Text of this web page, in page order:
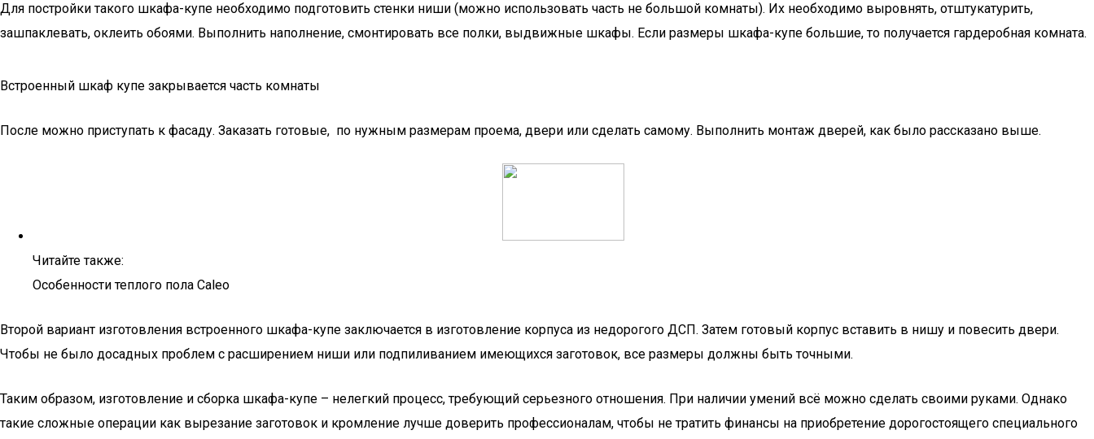
Для постройки такого шкафа-купе необходимо подготовить стенки ниши (можно использовать часть не большой комнаты). Их необходимо выровнять, отштукатурить,
зашпаклевать, оклеить обоями. Выполнить наполнение, смонтировать все полки, выдвижные шкафы. Если размеры шкафа-купе большие, то получается гардеробная комната.
Встроенный шкаф купе закрывается часть комнаты
После можно приступать к фасаду. Заказать готовые, по нужным размерам проема, двери или сделать самому. Выполнить монтаж дверей, как было рассказано выше.
Читайте также:
Особенности теплого пола Caleo
Второй вариант изготовления встроенного шкафа-купе заключается в изготовление корпуса из недорогого ДСП. Затем готовый корпус вставить в нишу и повесить двери.
Чтобы не было досадных проблем с расширением ниши или подпиливанием имеющихся заготовок, все размеры должны быть точными.
Таким образом, изготовление и сборка шкафа-купе – нелегкий процесс, требующий серьезного отношения. При наличии умений всё можно сделать своими руками. Однако
такие сложные операции как вырезание заготовок и кромление лучше доверить профессионалам, чтобы не тратить финансы на приобретение дорогостоящего специального